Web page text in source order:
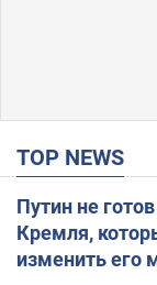
TOP NEWS
Путин не
Кремля,
изменить его